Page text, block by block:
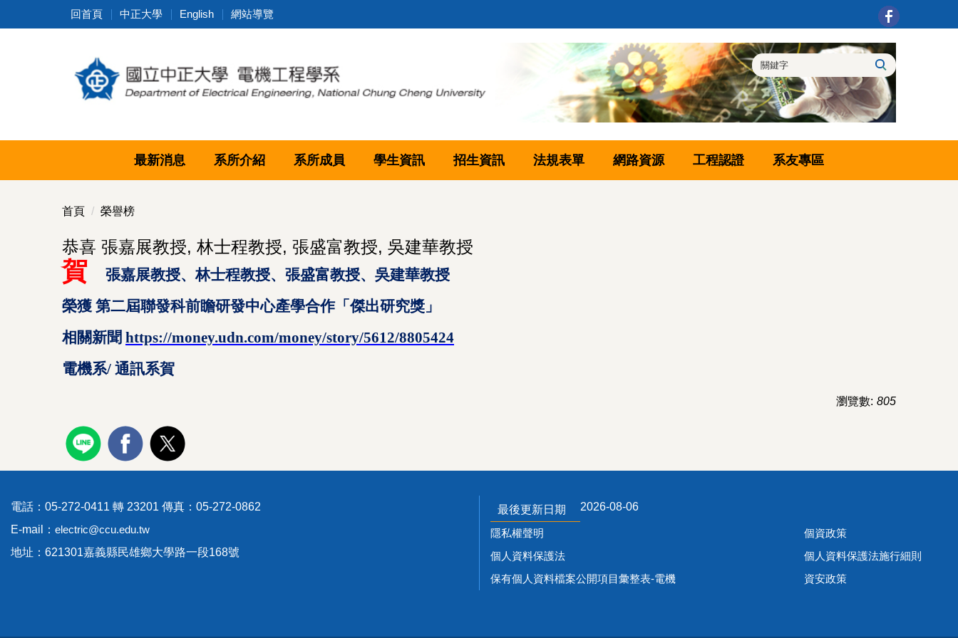
到
回首頁 中正大學 English 網站導覽
最新消息 系所介紹 系所成員 學生資訊 招生資訊 法規表單 網路資源 工程認證 系友專區
首頁 榮譽榜
恭喜 張嘉展教授, 林士程教授, 張盛富教授, 吳建華教授
賀 張嘉展教授、林士程教授、 張盛富教授、 吳建華教授
榮獲 第二屆聯發科前瞻研發中心產學合作「傑出研究獎」
相關新聞 https://money.udn.com/money/story/5612/8805424
電機系/ 通訊系賀
瀏覽數: 805
電話：05-272-0411 轉 23201 傳真：05-272-0862
E-mail： electric@ccu.edu.tw
地址：621301嘉義縣民雄鄉大學路一段168號
最後更新日期 2026-08-06
隱私權聲明
個資政策
個人資料保護法
個人資料保護法施行細則
保有個人資料檔案公開項目彙整表-電機
資安政策